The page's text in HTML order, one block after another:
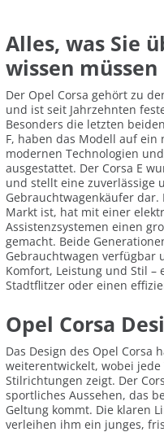
Alles, was Sie
wissen müssen
Der Opel Corsa gehört zu
und ist seit Jahrzehnten
Besonders die letzten
F, haben das Modell auf
modernen Technologien
ausgestattet. Der Corsa E
und stellt eine zuverlässige
Gebrauchtwagenkäufer dar.
Markt ist, hat mit einer
Assistenzsystemen einen
gemacht. Beide
Gebrauchtwagen verfügbar
Komfort, Leistung und Stil –
Stadtflitzer oder einen
Opel Corsa
Das Design des Opel Corsa
weiterentwickelt, wobei
Stilrichtungen zeigt. Der
sportliches Aussehen, das
Geltung kommt. Die klaren
verleihen ihm ein junges,